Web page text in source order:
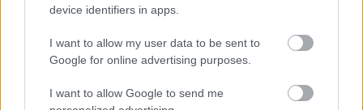
device identifiers in apps.
I want to allow my user data to be sent to
Google for online advertising purposes.
I want to allow Google to send me
మధ్యలో, ఒక పెద్ద గ్రీన్‌హౌస్ నిలుస్తుంది, దాని వంపుతిరిగిన
కిరణాలను ప్రతిబింబిస్తాయి. ఇది ఆధునిక సాధనంగా మరియు
రక్షణ చిహ్నంగా పెరుగుతుంది, సున్నితమైన మొక్కలను
వాతావరణం యొక్క అనూహ్యత నుండి కాపాడుతుంది
మరియు పెరుగుతున్న కాలాన్ని పొడిగిస్తుంది. ఈ నిర్మాణం